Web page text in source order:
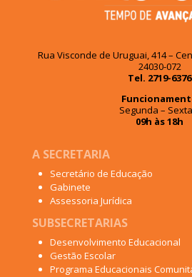
Rua Visconde de Uruguai, 414 –
24030-072
Tel. 2719-6376
Segunda –
09h às 18h
A SECRETARIA
Secretário de Educação
Gabinete
Assessoria Jurídica
SUBSECRETARIAS
Desenvolvimento Educacional
Gestão Escolar
Programa Educacionais